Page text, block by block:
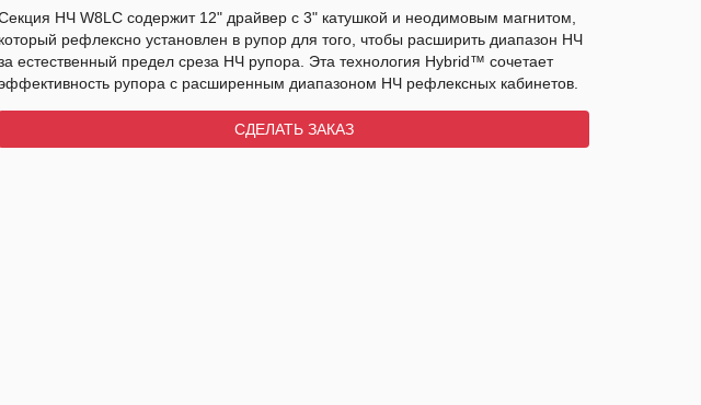
НЧ W8LC содержит 12" драйвер с 3" катушкой и неодимовым магнитом,
который рефлексно установлен в рупор для того, чтобы расширить диапазон НЧ
естественный предел среза НЧ рупора. Эта технология Hybrid™ сочетает
рупора с расширенным диапазоном НЧ рефлексных кабинетов.
СДЕЛАТЬ ЗАКАЗ